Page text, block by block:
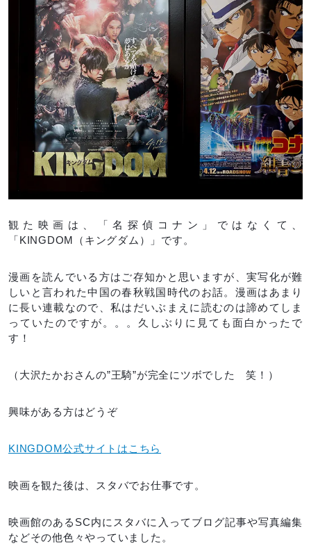
観た映画は、「名探偵コナン」ではなくて、
「KINGDOM（キングダム）」です。
漫画を読んでいる方はご存知かと思いますが、実写化が難
しいと言われた中国の春秋戦国時代のお話。漫画はあまり
に長い連載なので、私はだいぶまえに読むのは諦めてしま
っていたのですが。。。久しぶりに見ても面白かったで
す！
（大沢たかおさんの”王騎”が完全にツボでした 笑！）
興味がある方はどうぞ
KINGDOM公式サイトはこちら
映画を観た後は、スタバでお仕事です。
映画館のあるSC内にスタバに入ってブログ記事や写真編集
などその他色々やっていました。